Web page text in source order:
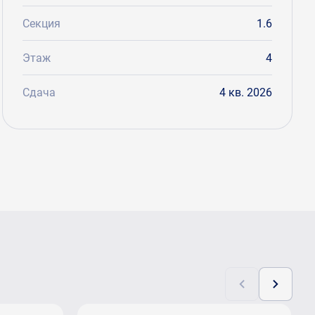
Секция 1.6
Этаж 4
Сдача 4 кв. 2026